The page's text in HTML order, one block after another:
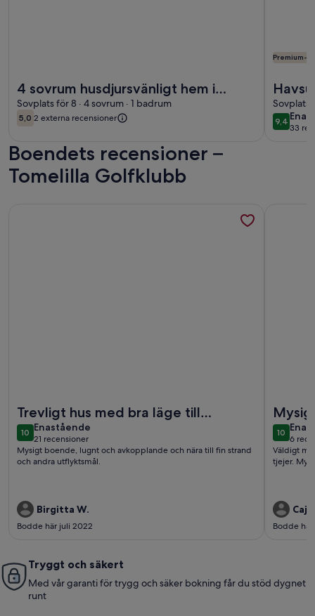
4 sovrum husdjursvänligt hem i
äsperöd
Sovplats för 8 · 4 sovrum · 1 badrum
5,05,0 av 10
2 externa recensioner
Premium-
Sovplats
9,49,4 av 10
33
(33
Boendets recensioner –
Tomelilla Golfklubb
Trevligt hus med bra läge till
stranden
1010 av 10
Enastående
enastående
21 recensioner
(21 recensioner)
Mysigt boende, lugnt och avkopplande och nära till fin strand
och andra utflyktsmål.
Birgitta W.
Bodde här juli 2022
Mer information om Härlig stuga i Juleboda, alldeles nära
1010 av 10
6
(6
Väldigt
tjejer.
Bodde
Tryggt och säkert
Med vår garanti för trygg och säker bokning får du stöd dygnet
runt